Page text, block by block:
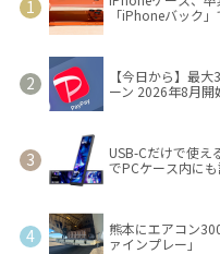
「iPhoneバック
【今日から】最
ーン 2026年8月開
USB-Cだけで使
でPCケース内に
熊本にエアコン
ァインプレー」